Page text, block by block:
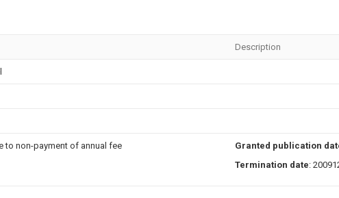
Description
to non-payment of annual fee
Granted publication
Termination date: